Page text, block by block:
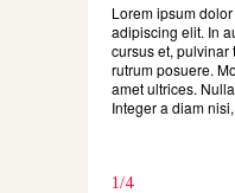
Lorem ipsum
adipiscing elit. In
cursus et,
rutrum posuere.
amet ultrices.
Integer a diam
1/4